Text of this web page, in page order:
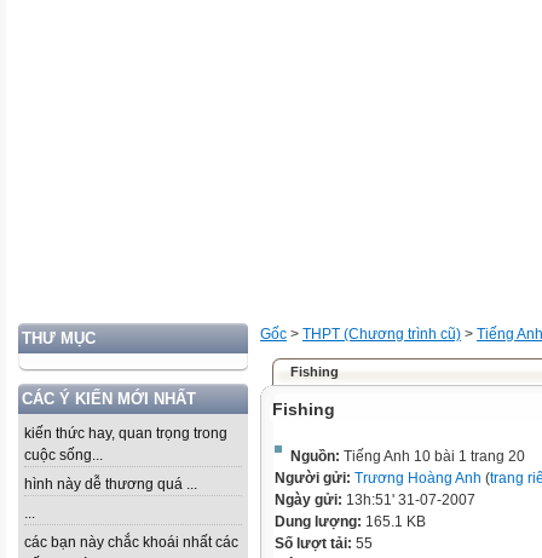
THƯ MỤC
CÁC Ý KIẾN MỚI NHẤT
kiến thức hay, quan trọng trong
cuộc sống...
hình này dễ thương quá ...
...
các bạn này chắc khoái nhất các
Gốc > THPT (Chương trình cũ) > Tiếng Anh
Fishing
Fishing
Nguồn: Tiếng Anh 10 bài 1 trang 20
Người gửi: Trương Hoàng Anh (trang
Ngày gửi: 13h:51' 31-07-2007
Dung lượng: 165.1 KB
Số lượt tải: 55